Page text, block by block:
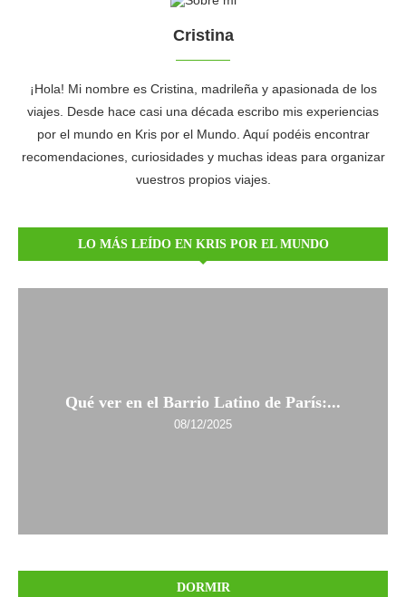
Cristina
¡Hola! Mi nombre es Cristina, madrileña y apasionada de los
viajes. Desde hace casi una década escribo mis experiencias
por el mundo en Kris por el Mundo. Aquí podéis encontrar
recomendaciones, curiosidades y muchas ideas para organizar
vuestros propios viajes.
LO MÁS LEÍDO EN KRIS POR EL MUNDO
Qué ver en el Barrio Latino de París:...
08/12/2025
DORMIR